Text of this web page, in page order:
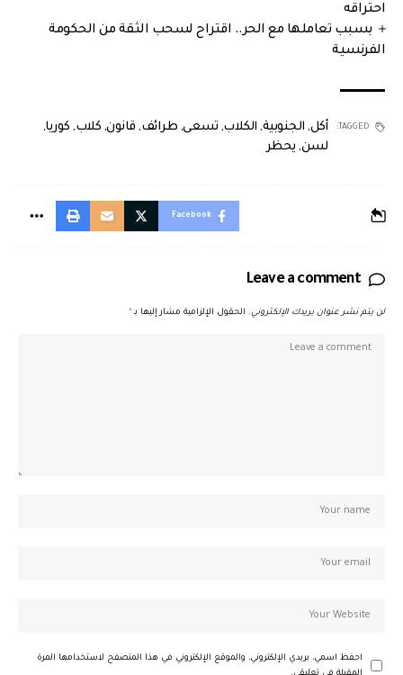
احتراقه
بسبب تعاملها مع الحر.. اقتراح لسحب الثقة من الحكومة
الفرنسية
TAGGED: أكل, الجنوبية, الكلاب, تسعى, طرائف, قانون, كلاب, كوريا,
لسن, يحظر
Facebook
Leave a comment
لن يتم نشر عنوان بريدك الإلكتروني. الحقول الإلزامية مشار إليها بـ *
احفظ اسمي، بريدي الإلكتروني، والموقع الإلكتروني في هذا المتصفح لاستخدامها المرة